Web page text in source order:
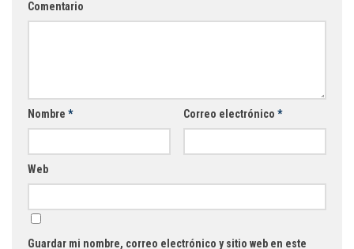
Comentario
Nombre * Correo electrónico *
Web
Guardar mi nombre, correo electrónico y sitio web en este